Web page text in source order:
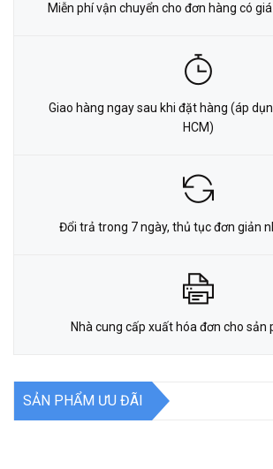
Miễn phí vận chuyển cho đơn hàng có
Giao hàng ngay sau khi đặt hàng (áp
HCM)
Đổi trả trong 7 ngày, thủ tục đơn giản
Nhà cung cấp xuất hóa đơn cho sản
SẢN PHẨM ƯU ĐÃI